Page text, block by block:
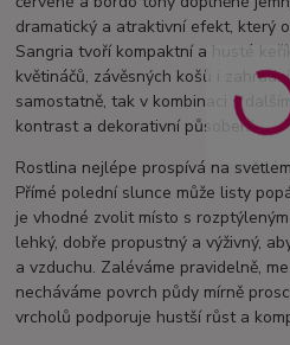
dramatický a atraktivní efekt, který
Sangria tvoří kompaktní a husté
květináčů, závěsných košů i
samostatně, tak v kombinaci s
kontrast a dekorativní působení.
Rostlina nejlépe prospívá na
Přímé polední slunce může listy
je vhodné zvolit místo s
lehký, dobře propustný a výživný,
a vzduchu. Zaléváme pravidelně,
necháváme povrch půdy mírně
vrcholů podporuje hustší růst a